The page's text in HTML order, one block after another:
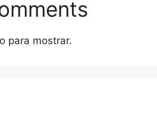
para mostrar.